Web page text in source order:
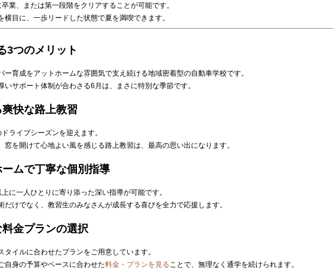
業、または第一段階をクリアすることが可能です。
目に、一歩リードした状態で夏を満喫できます。
3つのメリット
育成をアットホームな雰囲気で支え続ける地域密着型の自動車学校です。
サポート体制が合わさる6月は、まさに特別な季節です。
快な路上教習
ライブシーズンを迎えます。
を開けて心地よい風を感じる路上教習は、最高の思い出になります。
ムで丁寧な個別指導
に一人ひとりに寄り添った深い指導が可能です。
けでなく、教習生のみなさんが成長する喜びを全力で応援します。
金プランの選択
イルに合わせたプランをご用意しています。
自身の予算やペースに合わせた料金・プランを見る ことで、無理なく通学を続けられます。